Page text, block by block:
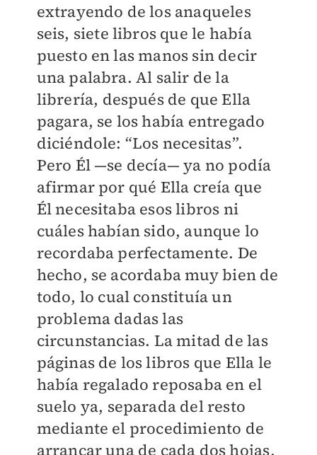
extrayendo de los anaqueles
seis, siete libros que le había
puesto en las manos sin decir
una palabra. Al salir de la
librería, después de que Ella
pagara, se los había entregado
diciéndole: “Los necesitas”.
Pero Él —se decía— ya no podía
afirmar por qué Ella creía que
Él necesitaba esos libros ni
cuáles habían sido, aunque lo
recordaba perfectamente. De
hecho, se acordaba muy bien de
todo, lo cual constituía un
problema dadas las
circunstancias. La mitad de las
páginas de los libros que Ella le
había regalado reposaba en el
suelo ya, separada del resto
mediante el procedimiento de
arrancar una de cada dos hojas,